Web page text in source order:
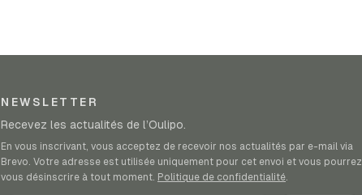
NEWSLETTER
Recevez les actualités de l’Oulipo.
En vous inscrivant, vous acceptez de recevoir nos actualités par e-mail via
Brevo. Votre adresse est utilisée uniquement pour cet envoi et vous pourrez
vous désinscrire à tout moment. Politique de confidentialité.